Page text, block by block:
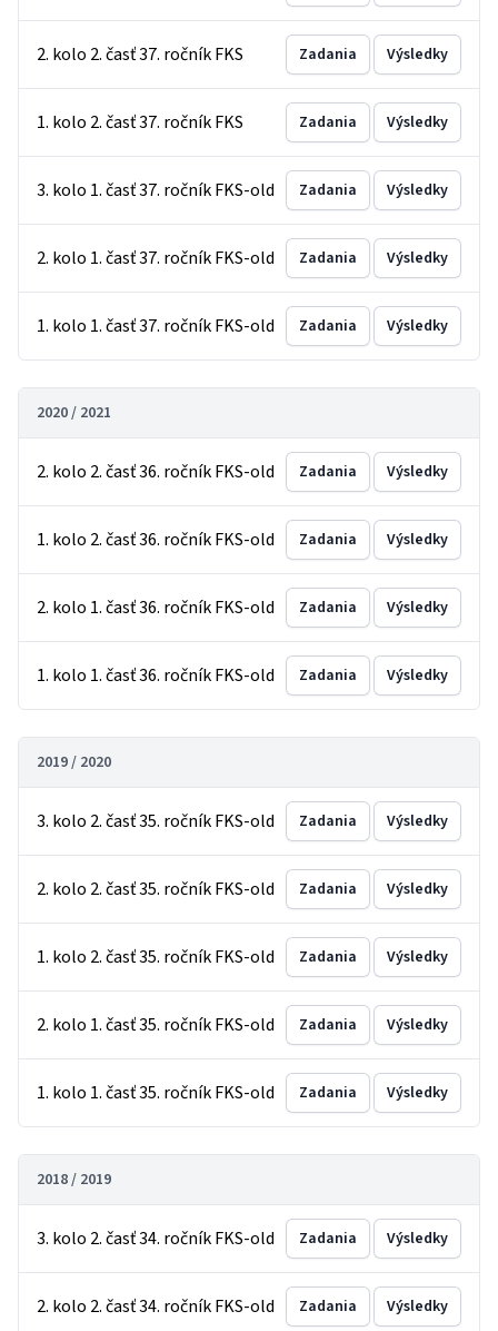
2. kolo 2. časť 37. ročník FKS Zadania Výsledky
1. kolo 2. časť 37. ročník FKS Zadania Výsledky
3. kolo 1. časť 37. ročník FKS-old Zadania Výsledky
2. kolo 1. časť 37. ročník FKS-old Zadania Výsledky
1. kolo 1. časť 37. ročník FKS-old Zadania Výsledky
2020 / 2021
2. kolo 2. časť 36. ročník FKS-old Zadania Výsledky
1. kolo 2. časť 36. ročník FKS-old Zadania Výsledky
2. kolo 1. časť 36. ročník FKS-old Zadania Výsledky
1. kolo 1. časť 36. ročník FKS-old Zadania Výsledky
2019 / 2020
3. kolo 2. časť 35. ročník FKS-old Zadania Výsledky
2. kolo 2. časť 35. ročník FKS-old Zadania Výsledky
1. kolo 2. časť 35. ročník FKS-old Zadania Výsledky
2. kolo 1. časť 35. ročník FKS-old Zadania Výsledky
1. kolo 1. časť 35. ročník FKS-old Zadania Výsledky
2018 / 2019
3. kolo 2. časť 34. ročník FKS-old Zadania Výsledky
2. kolo 2. časť 34. ročník FKS-old Zadania Výsledky